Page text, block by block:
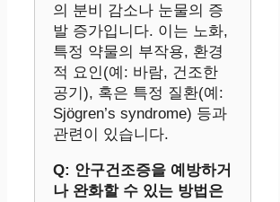
의 분비 감소나 눈물의 증
발 증가입니다. 이는 노화,
특정 약물의 부작용, 환경
적 요인(예: 바람, 건조한
공기), 혹은 특정 질환(예:
Sjögren’s syndrome) 등과
관련이 있습니다.
Q: 안구건조증을 예방하거
나 완화할 수 있는 방법은